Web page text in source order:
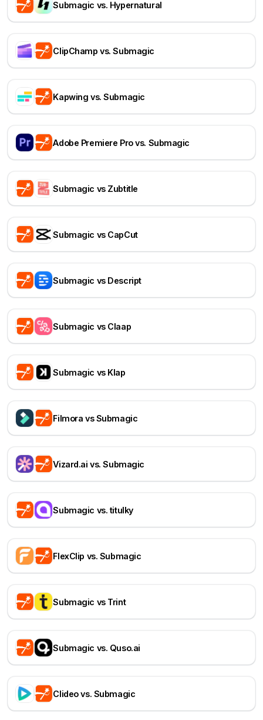
Submagic vs. Hypernatural
ClipChamp vs. Submagic
Kapwing vs. Submagic
Adobe Premiere Pro vs. Submagic
Submagic vs Zubtitle
Submagic vs CapCut
Submagic vs Descript
Submagic vs Claap
Submagic vs Klap
Filmora vs Submagic
Vizard.ai vs. Submagic
Submagic vs. titulky
FlexClip vs. Submagic
Submagic vs Trint
Submagic vs. Quso.ai
Clideo vs. Submagic